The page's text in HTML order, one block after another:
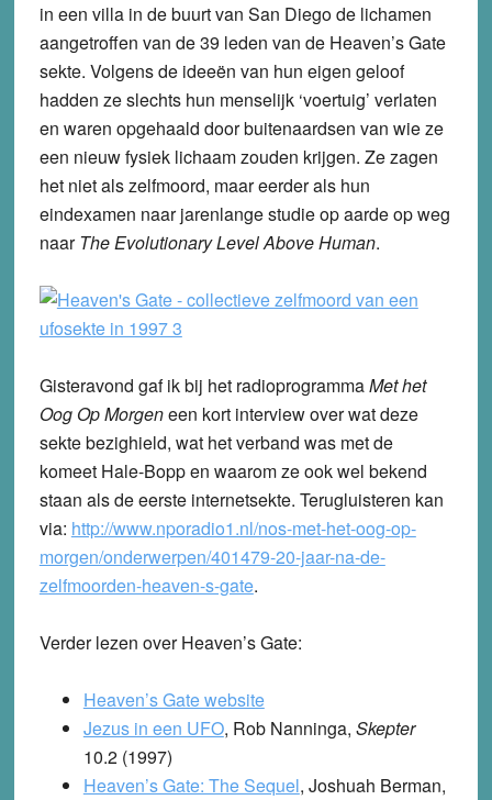
in een villa in de buurt van San Diego de lichamen
aangetroffen van de 39 leden van de Heaven’s Gate
sekte. Volgens de ideeën van hun eigen geloof
hadden ze slechts hun menselijk ‘voertuig’ verlaten
en waren opgehaald door buitenaardsen van wie ze
een nieuw fysiek lichaam zouden krijgen. Ze zagen
het niet als zelfmoord, maar eerder als hun
eindexamen naar jarenlange studie op aarde op weg
naarThe Evolutionary Level Above Human.
Gisteravond gaf ik bij het radioprogrammaMet het
Oog Op Morgeneen kort interview over wat deze
sekte bezighield, wat het verband was met de
komeet Hale-Bopp en waarom ze ook wel bekend
staan als de eerste internetsekte. Terugluisteren kan
via: http://www.nporadio1.nl/nos-met-het-oog-op-
morgen/onderwerpen/401479-20-jaar-na-de-
zelfmoorden-heaven-s-gate.
Verder lezen over Heaven’s Gate:
Heaven’s Gate website
Jezus in een UFO, Rob Nanninga, Skepter
10.2 (1997)
Heaven’s Gate: The Sequel, Joshuah Berman,